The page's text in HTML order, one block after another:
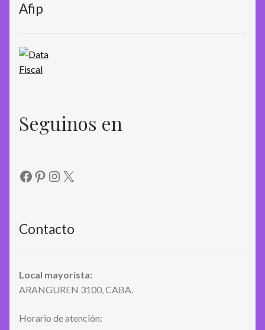
Afip
Seguinos en
Facebook
Pinterest
Instagram
X
Contacto
Local mayorista:
ARANGUREN 3100, CABA.
Horario de atención: